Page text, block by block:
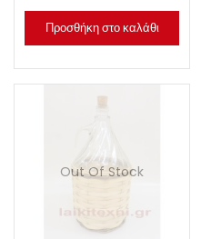
Προσθήκη στο καλάθι
Out Of Stock